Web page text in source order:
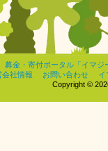
募金・寄付ポータル「イマジ
会社情報
お問い合わせ
イ
Copyright ©